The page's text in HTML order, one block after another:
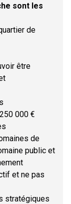
sont les
de
être
000 €
de
public et
et ne pas
stratégiques